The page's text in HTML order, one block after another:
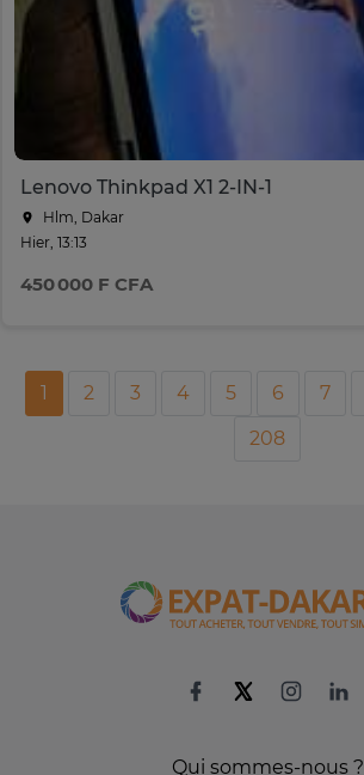
Lenovo Thinkpad X1 2-IN-1
Hlm, Dakar
Hier, 13:13
450 000 F CFA
1 2 3 4 5 6 7
208
Qui sommes-nous ?